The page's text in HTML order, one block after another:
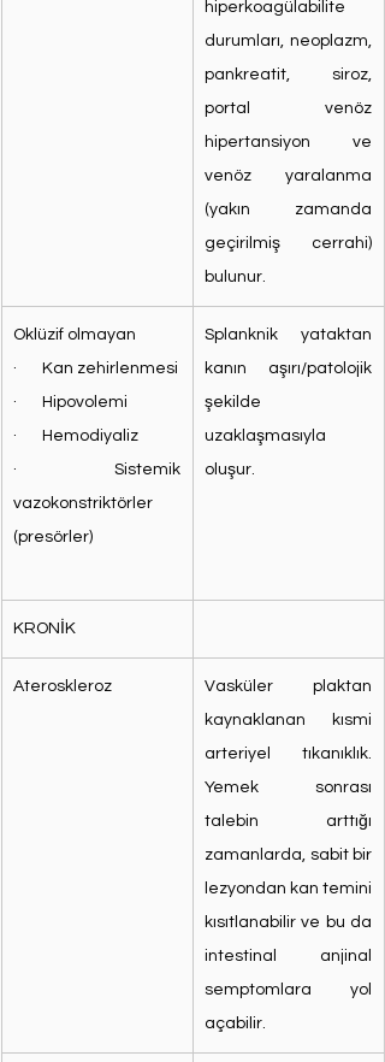
hiperkoagülabilite
durumları, neoplazm,
pankreatit, siroz,
portal venöz
hipertansiyon ve
venöz yaralanma
(yakın zamanda
geçirilmiş cerrahi)
bulunur.
Oklüzif olmayan
·       Kan zehirlenmesi
·       Hipovolemi
·       Hemodiyaliz
·       Sistemik
vazokonstriktörler
(presörler)
Splanknik yataktan
kanın aşırı/patolojik
şekilde
uzaklaşmasıyla
oluşur.
KRONİK
Ateroskleroz
Vasküler plaktan
kaynaklanan kısmi
arteriyel tıkanıklık.
Yemek sonrası
talebin arttığı
zamanlarda, sabit bir
lezyondan kan temini
kısıtlanabilir ve bu da
intestinal anjinal
semptomlara yol
açabilir.